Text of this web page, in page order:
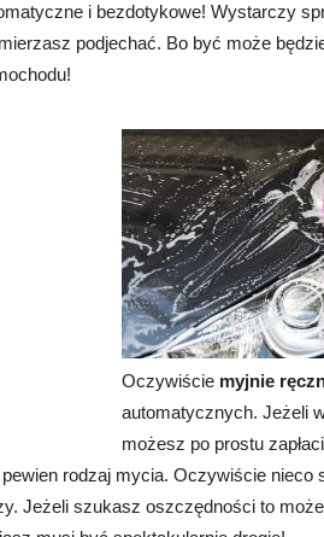
i bezdotykowe! Wystarczy
podjechać. Bo być może
Oczywiście myjnie
automatycznych. Jeżeli
możesz po prostu
rodzaj mycia. Oczywiście nieco
Jeżeli szukasz oszczędności to